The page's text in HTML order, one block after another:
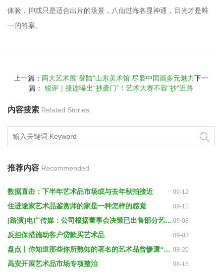
体验，抑或只是适合出片的场景，八仙过海各显神通，目光才是唯
一的答案。
上一篇： 两大艺术展“登陆”山东美术馆 尽显中国画多元魅力下一
篇： 锐评｜接连曝出“抄袭门”！艺术大赛不容“抄”近路
内容搜索 Related Stories
推荐内容 Recommended
数据直击：下半年艺术品市场或与去年秋拍接近 09-12
住进途家艺术品鉴赏师的家是一种怎样的感觉 09-11
[路演]电广传媒：公司根据董事会决策已出售部分艺术品 09-08
反担保措施助客户贷款买艺术品 09-03
盘点丨你知道那些你所熟知的著名的艺术品曾惨遭“毁容”吗？ 08-20
高安开展艺术品市场专项整治 08-15